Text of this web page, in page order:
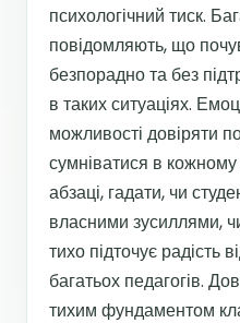
психологічний тиск.
повідомляють, що
безпорадно та без
в таких ситуаціях.
можливості довіряти
сумніватися в
абзаці, гадати, чи
власними зусиллями,
тихо підточує радість
багатьох педагогів.
тихим фундаментом